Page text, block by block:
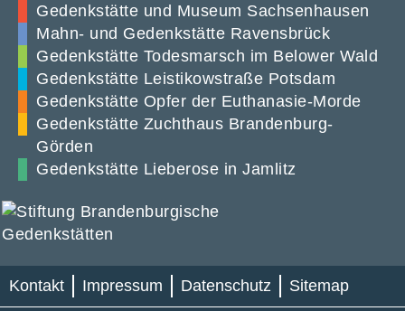
Gedenkstätte und Museum Sachsenhausen
Mahn- und Gedenkstätte Ravensbrück
Gedenkstätte Todesmarsch im Belower Wald
Gedenkstätte Leistikowstraße Potsdam
Gedenkstätte Opfer der Euthanasie-Morde
Gedenkstätte Zuchthaus Brandenburg-
Görden
Gedenkstätte Lieberose in Jamlitz
Kontakt Impressum Datenschutz Sitemap